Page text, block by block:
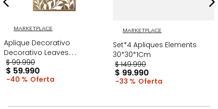
MARKETPLACE
Aplique Decorativo
Decorativo Leaves
60*30*1Cm Dorado
$ 99.990
$ 59.990
40 %
MARKETPLACE
Set*4 Apliques Elements
30*30*1Cm
$ 149.990
$ 99.990
33 %